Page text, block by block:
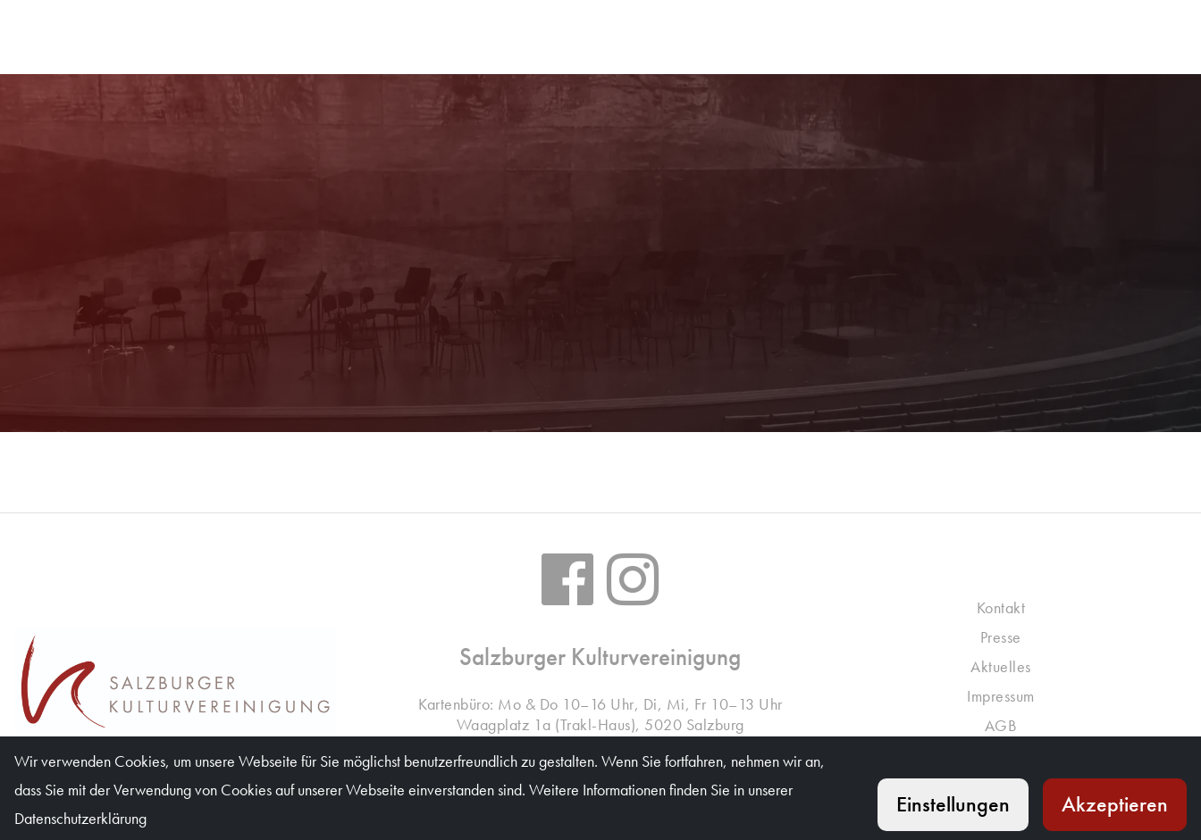
Newsletter
Salzburger Kulturvereinigung
Kartenbüro: Mo & Do 10–16 Uhr, Di, Mi, Fr 10–13 Uhr
Waagplatz 1a (Trakl-Haus), 5020 Salzburg
© Salzburger Kulturvereinigung 2026
Kontakt
Presse
Aktuelles
Impressum
AGB
Wir verwenden Cookies, um unsere Webseite für Sie möglichst benutzerfreundlich zu gestalten. Wenn Sie fortfahren, nehmen wir an,
dass Sie mit der Verwendung von Cookies auf unserer Webseite einverstanden sind. Weitere Informationen finden Sie in unserer
Datenschutzerklärung
Einstellungen Akzeptieren